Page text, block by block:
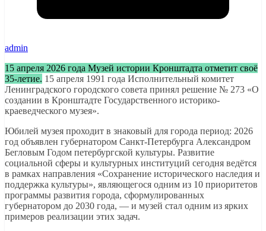
admin
15 апреля 2026 года Музей истории Кронштадта отметит своё
35-летие. 15 апреля 1991 года Исполнительный комитет
Ленинградского городского совета принял решение № 273 «О
создании в Кронштадте Государственного историко-
краеведческого музея».
Юбилей музея проходит в знаковый для города период: 2026
год объявлен губернатором Санкт-Петербурга Александром
Бегловым Годом петербургской культуры. Развитие
социальной сферы и культурных институций сегодня ведётся
в рамках направления «Сохранение исторического наследия и
поддержка культуры», являющегося одним из 10 приоритетов
программы развития города, сформулированных
губернатором до 2030 года, — и музей стал одним из ярких
примеров реализации этих задач.